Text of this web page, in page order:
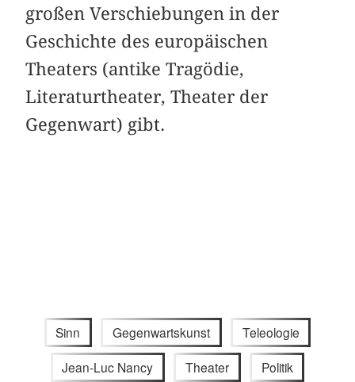
großen Verschiebungen in der
Geschichte des europäischen
Theaters (antike Tragödie,
Literaturtheater, Theater der
Gegenwart) gibt.
Sinn Gegenwartskunst Teleologie
Jean-Luc Nancy Theater Politik